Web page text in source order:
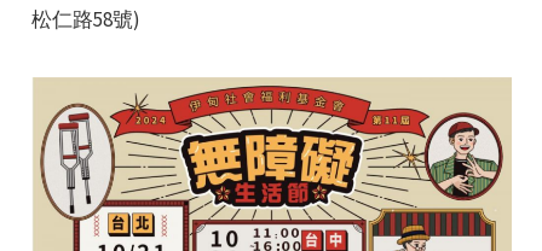
松仁路58號)